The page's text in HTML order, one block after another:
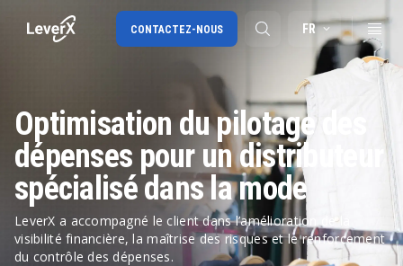
SAP S/4HANA migration
SAP Ariba
Digital Supply Chain
FR
CONTACTEZ-NOUS
Optimisation du pilotage des
dépenses pour un distributeur
spécialisé dans la mode
LeverX a accompagné le client dans l’amélioration de la
visibilité financière, la maîtrise des risques et le renforcement
du contrôle des dépenses.